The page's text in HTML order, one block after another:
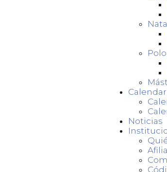
Noticias